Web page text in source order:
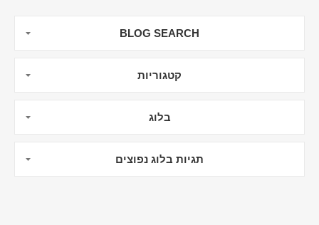
BLOG SEARCH
קטגוריות
בלוג
תגיות בלוג נפוצים